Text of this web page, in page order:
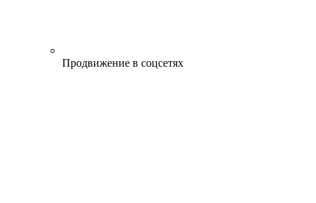
Продвижение в соцсетях